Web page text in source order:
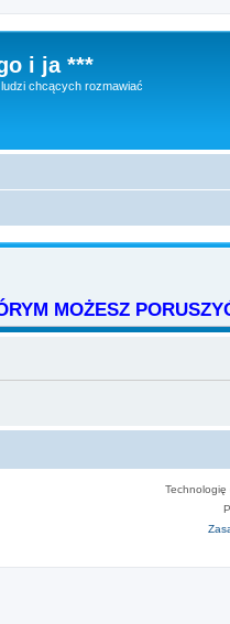
i ja ***
chcących rozmawiać
MOŻESZ
Technologię